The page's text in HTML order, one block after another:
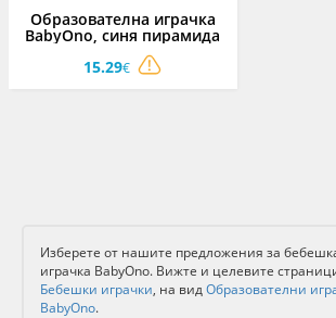
Образователна играчка
BabyOno, синя пирамида
15.29€
Изберете от нашите предложения за
играчка BabyOno. Вижте и целевите
Бебешки играчки, на видОбразователни
BabyOno.